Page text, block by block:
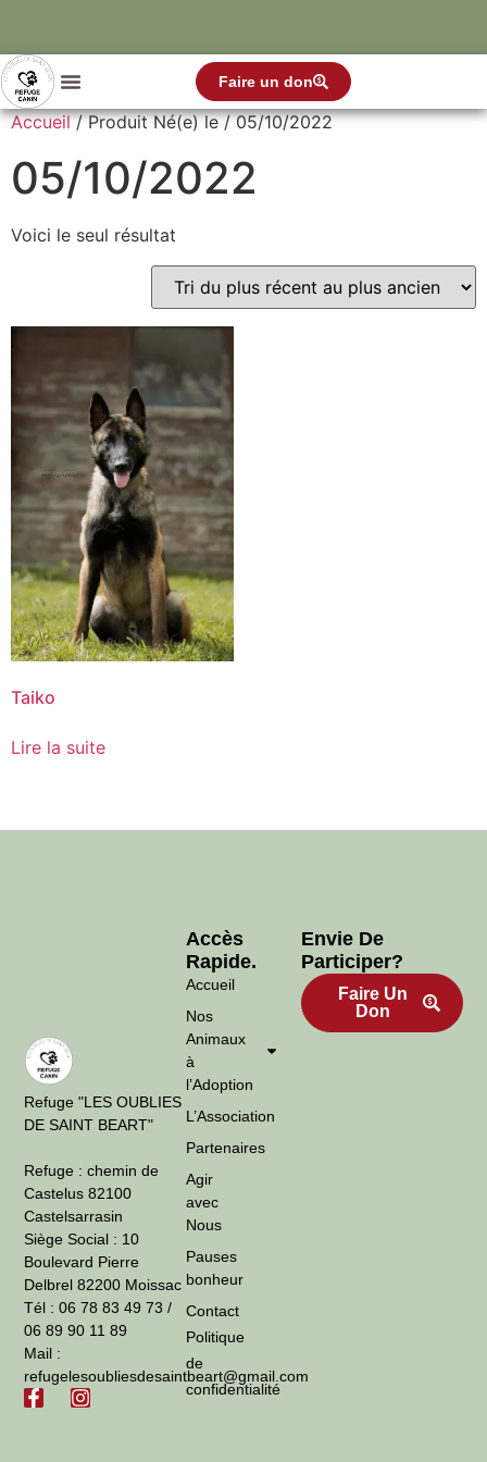
Faire un don
Accueil/ Produit Né(e) le / 05/10/2022
05/10/2022
Voici le seul résultat
Taiko
Lire la suite
Refuge "LES OUBLIES
DE SAINT BEART"
Refuge : chemin de
Castelus 82100
Castelsarrasin
Siège Social : 10
Boulevard Pierre
Delbrel 82200 Moissac
Tél : 06 78 83 49 73 /
06 89 90 11 89
Mail :
refugelesoubliesdesaintbeart@gmail.com
Accès
Rapide.
Accueil
Nos
Animaux
à
l’Adoption
L’Association
Partenaires
Agir
avec
Nous
Pauses
bonheur
Contact
Politique
de
confidentialité
Envie De
Participer?
Faire Un
Don